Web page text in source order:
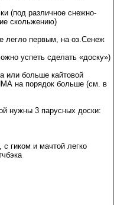
(под различное снежно-
скольжению)
легло первым, на оз.Сенеж
успеть сделать «доску»)
или больше кайтовой
на порядок больше (см. в
нужны 3 парусных доски:
гиком и мачтой легко